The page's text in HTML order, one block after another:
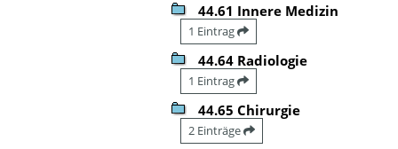
44.61 Innere Medizin
1 Eintrag
44.64 Radiologie
1 Eintrag
44.65 Chirurgie
2 Einträge